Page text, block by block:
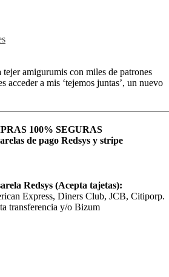
tejer amigurumis con miles de patrones
acceder a mis ‘tejemos juntas’, un nuevo
100% SEGURAS
de pago Redsys y stripe
Redsys (Acepta tajetas):
Express, Diners Club, JCB, Citiporp.
transferencia y/o Bizum